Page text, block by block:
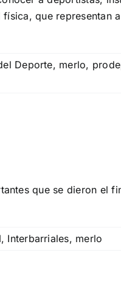
que representan
Deporte, merlo,
que se dieron el
, Interbarriales, merlo